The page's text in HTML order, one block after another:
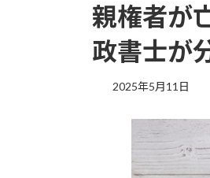
親権者が
政書士が
2025年5月11日